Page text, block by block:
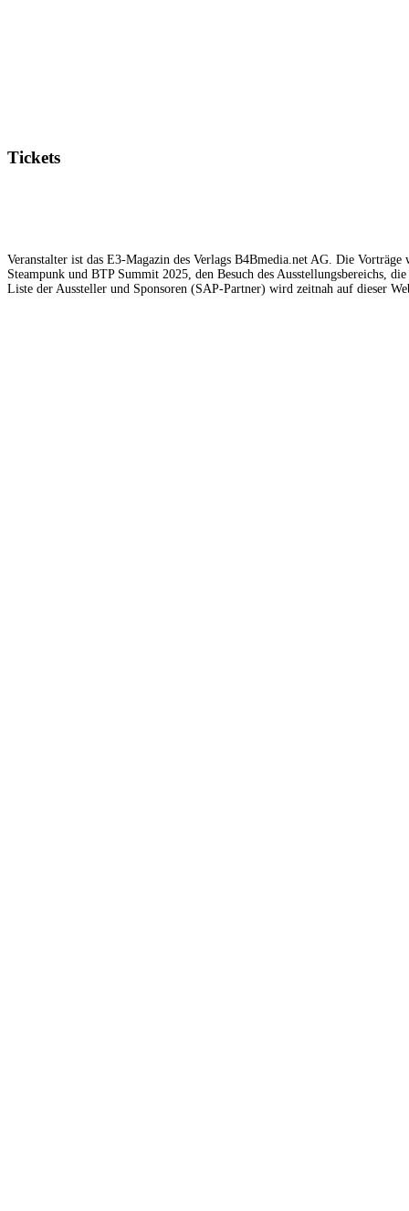
Tickets
Veranstalter ist das E3-Magazin des Verlags B4Bmedia.net AG. Die
Steampunk und BTP Summit 2025, den Besuch des Ausstellungsbereichs,
Liste der Aussteller und Sponsoren (SAP-Partner) wird zeitnah auf dieser